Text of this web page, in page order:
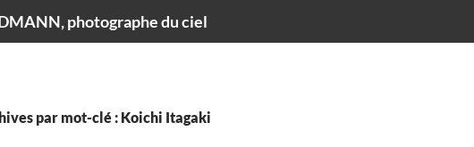
photographe du ciel
par mot-clé : Koichi Itagaki